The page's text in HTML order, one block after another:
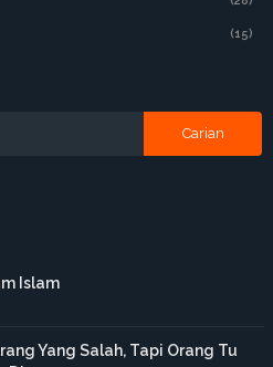
(15)
Islam
Yang Salah, Tapi Orang Tu